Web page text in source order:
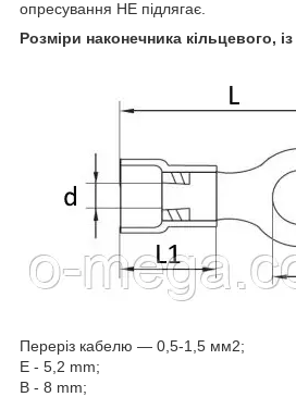
опресування НЕ підлягає.
Розміри наконечника кільцевого,
Переріз кабелю — 0,5-1,5 мм2;
E - 5,2 mm;
B - 8 mm;